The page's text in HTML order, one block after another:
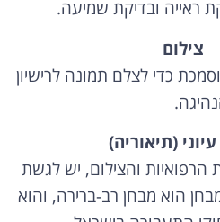
כדי לצלם תמונה לרישיון
והצילום, יש לגשת
הוא מבחן רב-ברירה, והוא
התעבורה בישראל.